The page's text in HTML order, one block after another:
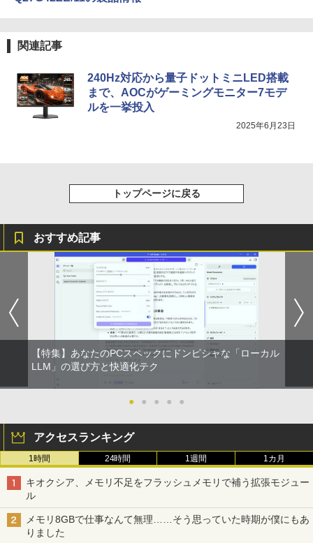
関連記事
240Hz対応から量子ドットミニLED搭載
まで、AOCがゲーミングモニター7モデ
ルを一挙投入
2025年6月23日
トップページに戻る
おすすめ記事
【特集】あなたのPCスペックにドンピシャな「ローカル
LLM」の選び方と快適化テク
● ● ● ● ●
アクセスランキング
1時間 24時間 1週間 1カ月
キオクシア、メモリ不足をフラッシュメモリで補う拡張モジュー
ル
メモリ8GBで仕事なんて無理……そう思っていた時期が僕にもあ
りました